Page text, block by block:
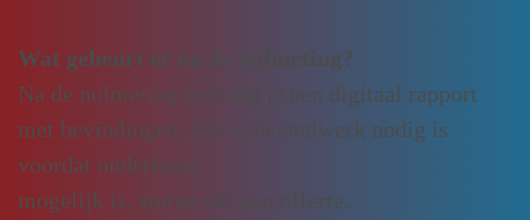
Wat gebeurt er na de nulmeting?
Na de nulmeting ontvang je een digitaal rapport
met bevindingen. Als er herstelwerk nodig is
voordat onderhoud
mogelijk is, sturen wij een offerte.